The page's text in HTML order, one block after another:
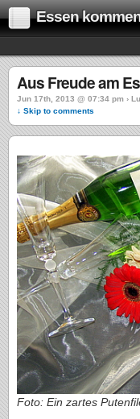
Essen
Aus Freude am
Jun 17th, 2013 @ 07:34 pm ›
↓ Skip to comments
Foto: Ein zartes